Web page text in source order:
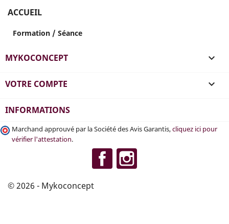
ACCUEIL
Formation / Séance
MYKOCONCEPT 
VOTRE COMPTE 
INFORMATIONS
Marchand approuvé par la Société des Avis Garantis,cliquez ici pour
vérifier l'attestation.
Facebook
© 2026 - Mykoconcept